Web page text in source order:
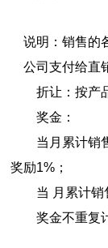
说明：销售的
公司支付给直
折让：按产品
奖金：
当月累计销售
奖励1%；
当 月累计销售
奖金不重复计